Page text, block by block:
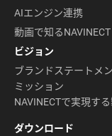
AIエンジン連携
動画で知るNAVINECT
ビジョン
ブランドステートメ
ミッション
NAVINECTで実現す
ダウンロード